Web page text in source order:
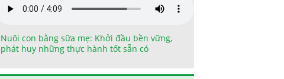
Nuôi con bằng sữa mẹ: Khởi đầu bền vững,
phát huy những thực hành tốt sẵn có